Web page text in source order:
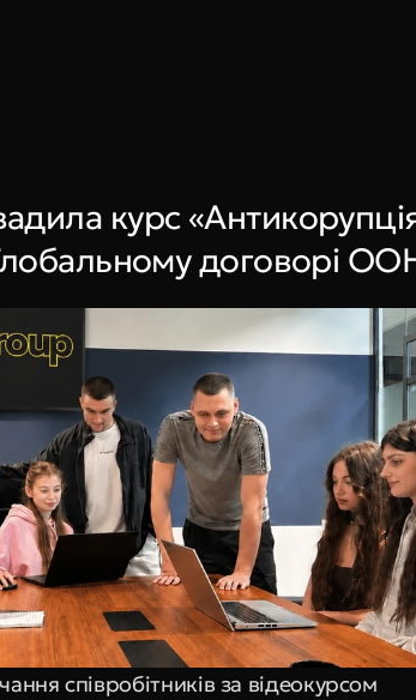
курс
договорі
співробітників за відеокурсом